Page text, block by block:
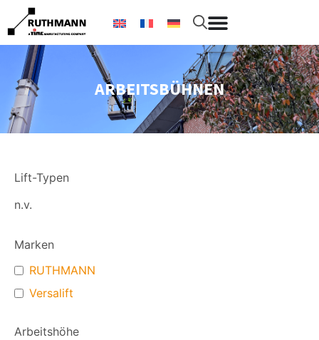
ARBEITSBÜHNEN
Lift-Typen
n.v.
Marken
RUTHMANN
Versalift
Arbeitshöhe